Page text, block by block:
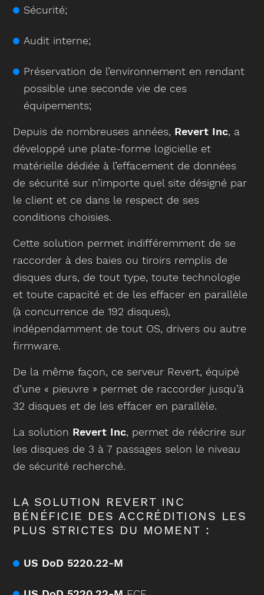
Sécurité;
Audit interne;
Préservation de l’environnement en rendant
possible une seconde vie de ces
équipements;
Depuis de nombreuses années, Revert Inc, a
développé une plate-forme logicielle et
matérielle dédiée à l’effacement de données
de sécurité sur n’importe quel site désigné par
le client et ce dans le respect de ses
conditions choisies.
Cette solution permet indifféremment de se
raccorder à des baies ou tiroirs remplis de
disques durs, de tout type, toute technologie
et toute capacité et de les effacer en parallèle
(à concurrence de 192 disques),
indépendamment de tout OS, drivers ou autre
firmware.
De la même façon, ce serveur Revert, équipé
d’une « pieuvre » permet de raccorder jusqu’à
32 disques et de les effacer en parallèle.
La solution Revert Inc, permet de réécrire sur
les disques de 3 à 7 passages selon le niveau
de sécurité recherché.
LA SOLUTION REVERT INC
BÉNÉFICIE DES ACCRÉDITIONS LES
PLUS STRICTES DU MOMENT :
US DoD 5220.22-M